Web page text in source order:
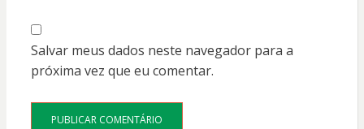
Salvar meus dados neste navegador para a
próxima vez que eu comentar.